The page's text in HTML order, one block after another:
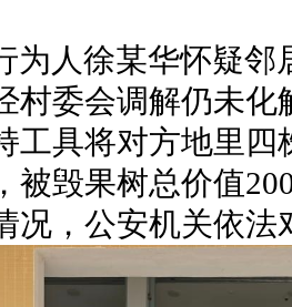
为人徐某华怀疑邻
村委会调解仍未
工具将对方地里
被毁果树总价值
况，公安机关依